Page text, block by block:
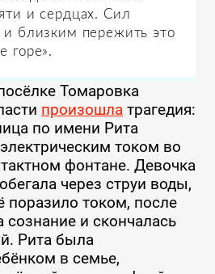
и сердцах. Сил
и близким пережить это
горе».
Томаровка
произошла трагедия:
по имени Рита
током во
фонтане. Девочка
через струи воды,
поразило током, после
сознание и скончалась
Рита была
в семье,